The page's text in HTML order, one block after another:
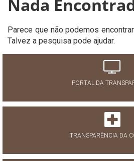
Nada
Parece que não podemos
Talvez a pesquisa pode ajudar.
PORTAL DA
TRANSPARÊNCIA DA